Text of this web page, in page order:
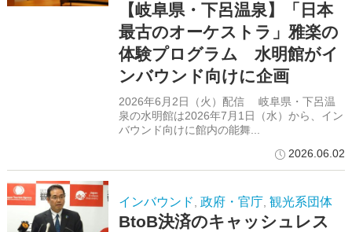
【岐阜県・下呂温泉】「日本
最古のオーケストラ」雅楽の
体験プログラム 水明館がイ
ンバウンド向けに企画
2026年6月2日（火）配信 岐阜県・下呂温
泉の水明館は2026年7月1日（水）から、イン
バウンド向けに館内の能舞...
2026.06.02
インバウンド 政府・官庁 観光系団体
BtoB決済のキャッシュレス